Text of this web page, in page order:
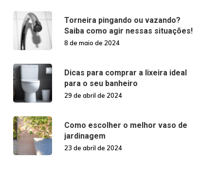
Torneira pingando ou vazando?
Saiba como agir nessas situações!
8 de maio de 2024
Dicas para comprar a lixeira ideal
para o seu banheiro
29 de abril de 2024
Como escolher o melhor vaso de
jardinagem
23 de abril de 2024